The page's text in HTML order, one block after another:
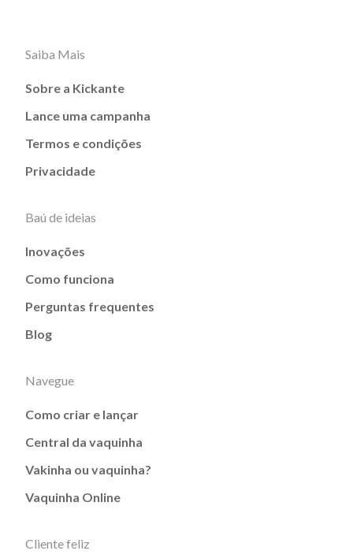
Saiba Mais
Sobre a Kickante
Lance uma campanha
Termos e condições
Privacidade
Baú de ideias
Inovações
Como funciona
Perguntas frequentes
Blog
Navegue
Como criar e lançar
Central da vaquinha
Vakinha ou vaquinha?
Vaquinha Online
Cliente feliz